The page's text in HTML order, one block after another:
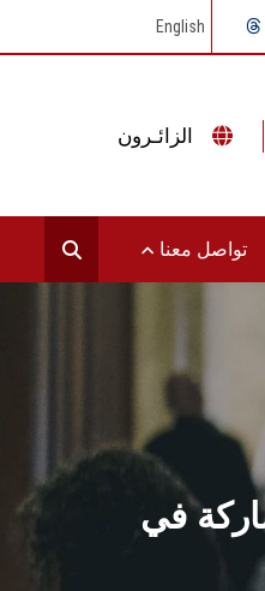
English
تواصل معنا
في